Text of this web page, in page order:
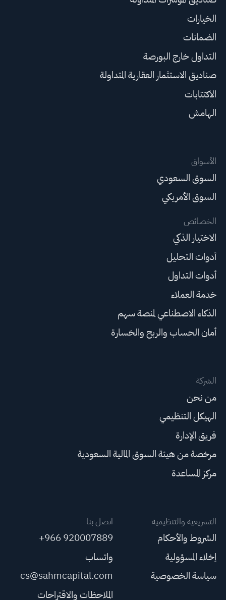
الخيارات
الضمانات
التداول خارج البورصة
صناديق الاستثمار العقارية المتداولة
الاكتتابات
الهامش
الأسواق
السوق السعودي
السوق الأمريكي
الخصائص
الاختيار الذكي
أدوات التحليل
أدوات التداول
خدمة العملاء
الذكاء الاصطناعي لمنصة سهم
أمان الحساب والربح والخسارة
الشركة
من نحن
الهيكل التنظيمي
فريق الإدارة
مرخصة من هيئة السوق المالية السعودية
مركز المساعدة
التشريعية والتنظيمية
الشروط والأحكام
إخلاء المسؤولية
سياسة الخصوصية
اتصل بنا
+966 920007889
واتساب
cs@sahmcapital.com
الملاحظات والاقتراحات